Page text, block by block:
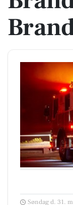
Søndag d. 31.